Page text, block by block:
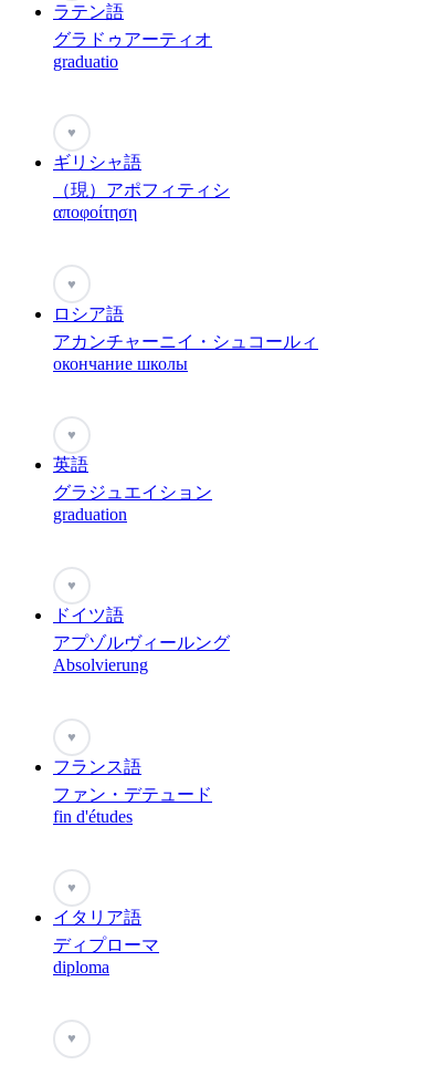
ラテン語
グラドゥアーティオ
graduatio
♥
ギリシャ語
（現）アポフィティシ
αποφοίτηση
♥
ロシア語
アカンチャーニイ・シュコールィ
окончание школы
♥
英語
グラジュエイション
graduation
♥
ドイツ語
アプゾルヴィールング
Absolvierung
♥
フランス語
ファン・デテュード
fin d'études
♥
イタリア語
ディプローマ
diploma
♥